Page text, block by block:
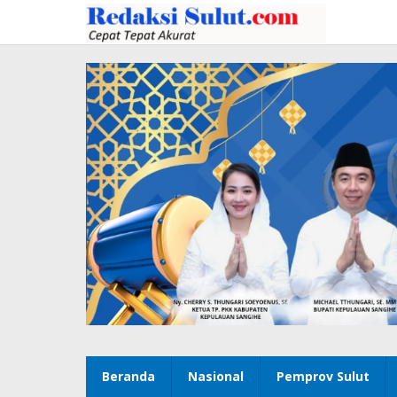
konten
Beranda Nasional Pemprov Sulut